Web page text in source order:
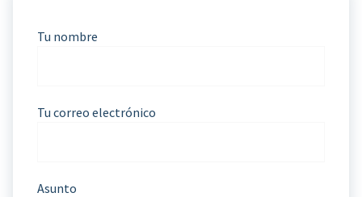
Tu nombre
Tu correo electrónico
Asunto